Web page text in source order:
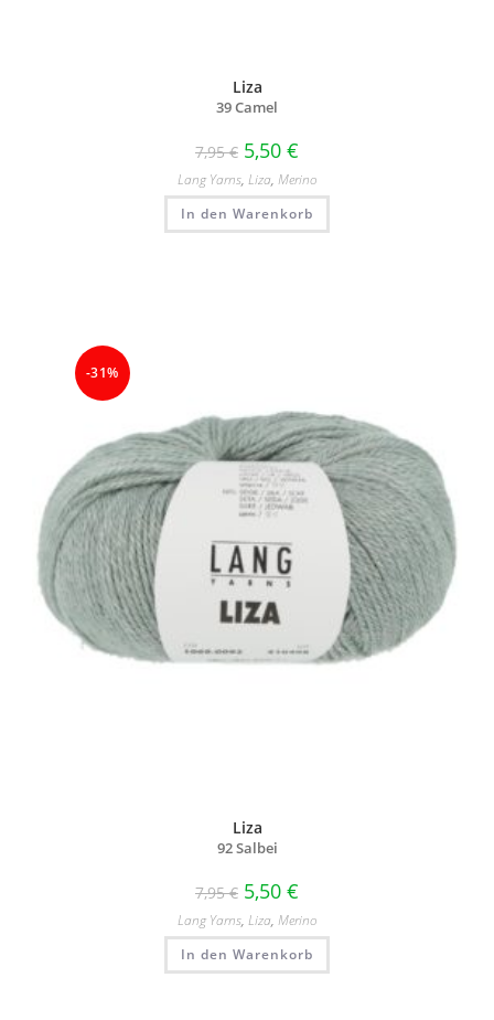
Liza
39 Camel
7,95€ 5,50 €
Lang Yarns, Liza, Merino
In den Warenkorb
-31%
Liza
92 Salbei
7,95€ 5,50 €
Lang Yarns, Liza, Merino
In den Warenkorb